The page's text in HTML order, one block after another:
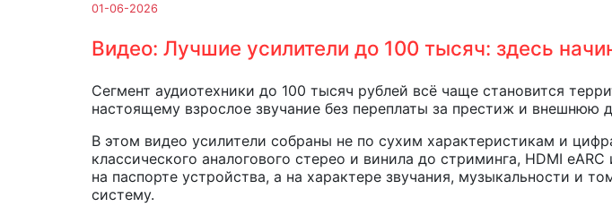
01-06-2026
Видео: Лучшие усилители до 100 тысяч: здесь
Сегмент аудиотехники до 100 тысяч рублей всё чаще становится
настоящему взрослое звучание без переплаты за престиж и внешнюю
В этом видео усилители собраны не по сухим характеристикам и
классического аналогового стерео и винила до стриминга, HDMI
на паспорте устройства, а на характере звучания, музыкальности и
систему.